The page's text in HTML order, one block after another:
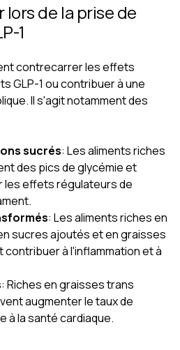
lors de la prise de
1
contrecarrer les effets
GLP-1 ou contribuer à une
Il s'agit notamment des
sucrés: Les aliments riches
des pics de glycémie et
effets régulateurs de
: Les aliments riches en
sucres ajoutés et en graisses
contribuer à l'inflammation et à
: Riches en graisses trans
augmenter le taux de
à la santé cardiaque.